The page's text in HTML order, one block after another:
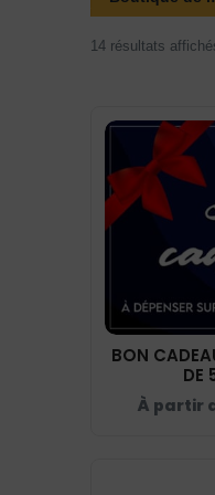
14 résultats
BON
DE
À partir